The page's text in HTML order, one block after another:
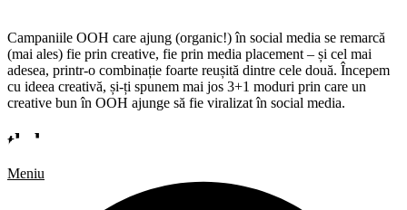
Meniu
Campaniile OOH care ajung (organic!) în social media se remarcă
(mai ales) fie prin creative, fie prin media placement – și cel mai
adesea, printr-o combinație foarte reușită dintre cele două. Începem
cu ideea creativă, și-ți spunem mai jos 3+1 moduri prin care un
creative bun în OOH ajunge să fie viralizat în social media.
tl;dr